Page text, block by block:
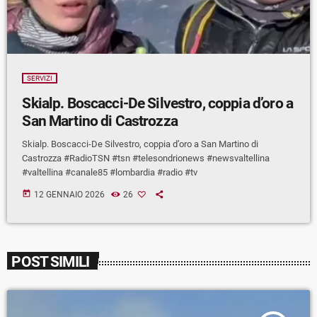
SERVIZI
Skialp. Boscacci-De Silvestro, coppia d’oro a
San Martino di Castrozza
Skialp. Boscacci-De Silvestro, coppia d’oro a San Martino di
Castrozza #RadioTSN #tsn #telesondrionews #newsvaltellina
#valtellina #canale85 #lombardia #radio #tv
today 12 GENNAIO 2026 26
POST SIMILI